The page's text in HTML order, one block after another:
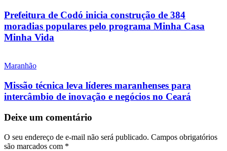
Prefeitura de Codó inicia construção de 384
moradias populares pelo programa Minha Casa
Minha Vida
Maranhão
Missão técnica leva líderes maranhenses para
intercâmbio de inovação e negócios no Ceará
Deixe um comentário
O seu endereço de e-mail não será publicado. Campos obrigatórios
são marcados com *